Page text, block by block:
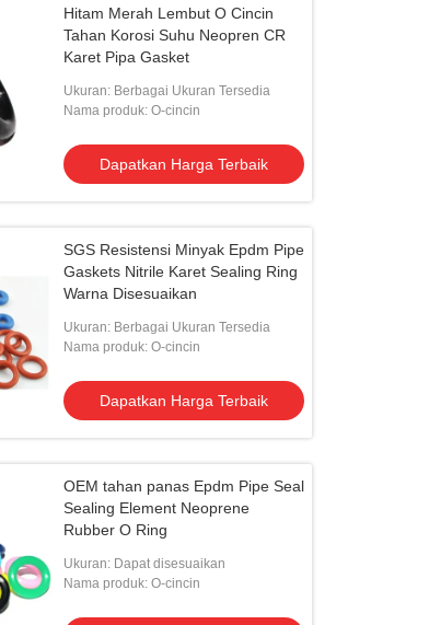
Hitam Merah Lembut O Cincin
Tahan Korosi Suhu Neopren CR
Karet Pipa Gasket
Ukuran: Berbagai Ukuran Tersedia
Nama produk: O-cincin
Dapatkan Harga Terbaik
SGS Resistensi Minyak Epdm Pipe
Gaskets Nitrile Karet Sealing Ring
Warna Disesuaikan
Ukuran: Berbagai Ukuran Tersedia
Nama produk: O-cincin
Dapatkan Harga Terbaik
OEM tahan panas Epdm Pipe Seal
Sealing Element Neoprene
Rubber O Ring
Ukuran: Dapat disesuaikan
Nama produk: O-cincin